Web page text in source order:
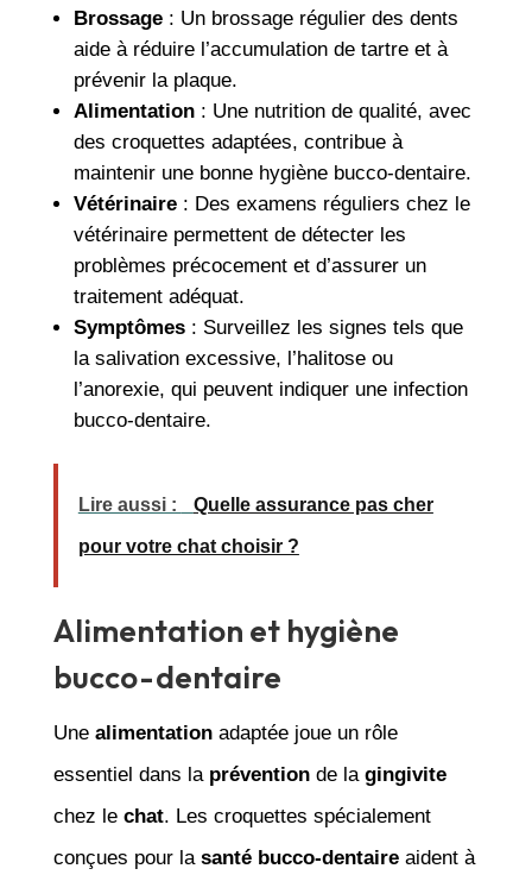
Brossage: Un brossage régulier des dents
aide à réduire l’accumulation de tartre et à
prévenir la plaque.
Alimentation: Une nutrition de qualité, avec
des croquettes adaptées, contribue à
maintenir une bonne hygiène bucco-dentaire.
Vétérinaire: Des examens réguliers chez le
vétérinaire permettent de détecter les
problèmes précocement et d’assurer un
traitement adéquat.
Symptômes: Surveillez les signes tels que
la salivation excessive, l’halitose ou
l’anorexie, qui peuvent indiquer une infection
bucco-dentaire.
Lire aussi : Quelle assurance pas cher
pour votre chat choisir ?
Alimentation et hygiène
bucco-dentaire
Une alimentationadaptée joue un rôle
essentiel dans la préventionde la gingivite
chez le chat. Les croquettes spécialement
conçues pour la santé bucco-dentaireaident à